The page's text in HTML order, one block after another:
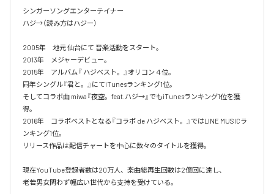
シンガーソングエンターテイナー
ハジ→（読み方はハジー）
2005年　地元 仙台にて 音楽活動をスタート。
2013年　メジャーデビュー。
2015年　アルバム『 ハジベスト。』オリコン４位。
同年シングル『君と。』にてiTunesランキング1位。
そしてコラボ曲 miwa『夜空。feat.ハジ→』でもiTunesランキング1位を獲
得。
2016年　コラボベストとなる『コラボ de ハジベスト。』ではLINE MUSICラ
ンキング1位。
リリース作品は配信チャートを中心に数々のタイトルを獲得。
現在YouTube登録者数は20万人、楽曲総再生回数は2億回に達し、
老若男女問わず幅広い世代から支持を受けている。